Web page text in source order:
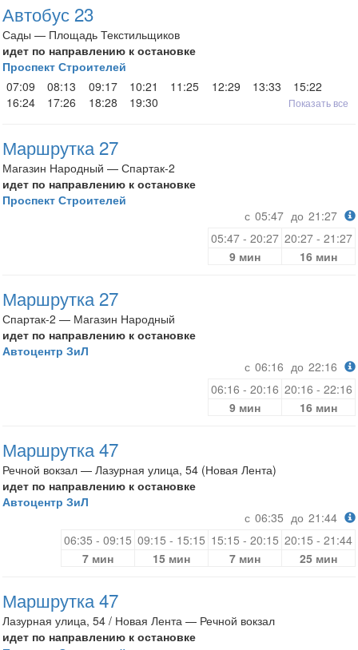
Автобус 23
Сады — Площадь Текстильщиков
идет по направлению к остановке
Проспект Строителей
07:09
08:13 09:17 10:21 11:25 12:29 13:33
15:22
16:24
17:26 18:28 19:30 Показать все
Маршрутка 27
Магазин Народный — Спартак-2
идет по направлению к остановке
Проспект Строителей
с 05:47 до 21:27
05:47 - 20:27 20:27 - 21:27
9 мин
16 мин
Маршрутка 27
Спартак-2 — Магазин Народный
идет по направлению к остановке
Автоцентр ЗиЛ
с 06:16 до 22:16
06:16 - 20:16 20:16 - 22:16
9 мин
16 мин
Маршрутка 47
Речной вокзал — Лазурная улица, 54 (Новая Лента)
идет по направлению к остановке
Автоцентр ЗиЛ
с 06:35 до 21:44
06:35 - 09:15 09:15 - 15:15 15:15 - 20:15 20:15 - 21:44
7 мин
15 мин 7 мин 25 мин
Маршрутка 47
Лазурная улица, 54 / Новая Лента — Речной вокзал
идет по направлению к остановке